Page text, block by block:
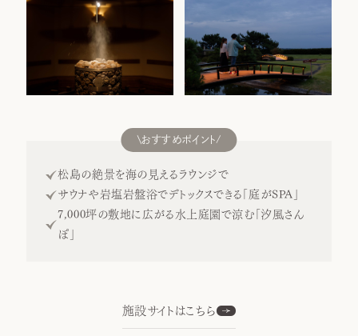
おすすめポイント
松島の絶景を海の見えるラウンジで
サウナや岩塩岩盤浴でデトックスできる「庭がSPA」
7,000坪の敷地に広がる水上庭園で涼む「汐風さん
ぽ」
施設サイトはこちら